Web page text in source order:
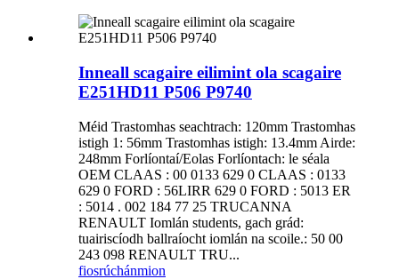
Inneall scagaire eilimint ola scagaire
E251HD11 P506 P9740
Méid Trastomhas seachtrach: 120mm Trastomhas
istigh 1: 56mm Trastomhas istigh: 13.4mm Airde:
248mm Forlíontaí/Eolas Forlíontach: le séala
OEM CLAAS : 00 0133 629 0 CLAAS : 0133
629 0 FORD : 56LIRR 629 0 FORD : 5013 ER
: 5014 . 002 184 77 25 TRUCANNA
RENAULT Iomlán students, gach grád:
tuairiscíodh ballraíocht iomlán na scoile.: 50 00
243 098 RENAULT TRU...
fiosrúchánmion